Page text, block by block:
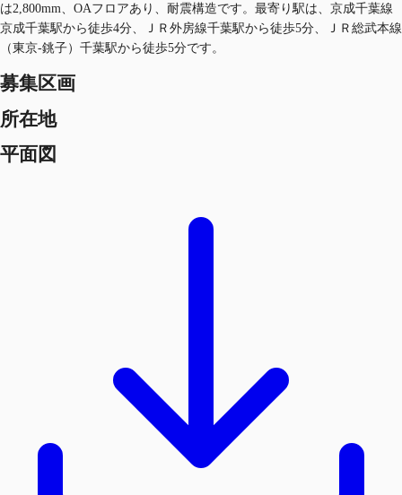
は2,800mm、OAフロアあり、耐震構造です。最寄り駅は、京成千葉線
京成千葉駅から徒歩4分、ＪＲ外房線千葉駅から徒歩5分、ＪＲ総武本線
（東京-銚子）千葉駅から徒歩5分です。
募集区画
所在地
平面図